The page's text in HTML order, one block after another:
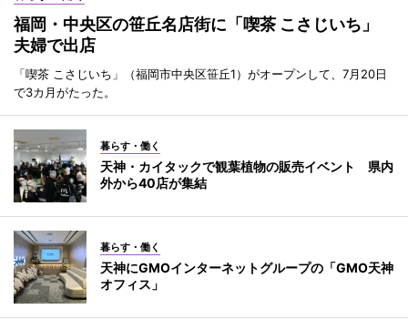
福岡・中央区の笹丘名店街に「喫茶 こさじいち」
夫婦で出店
「喫茶 こさじいち」（福岡市中央区笹丘1）がオープンして、7月20日
で3カ月がたった。
暮らす・働く
天神・カイタックで観葉植物の販売イベント 県内
外から40店が集結
暮らす・働く
天神にGMOインターネットグループの「GMO天神
オフィス」